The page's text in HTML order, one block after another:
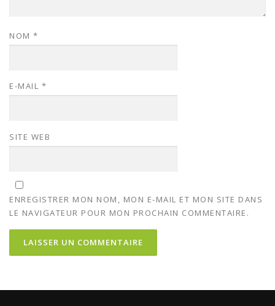
NOM *
E-MAIL *
SITE WEB
ENREGISTRER MON NOM, MON E-MAIL ET MON SITE DANS
LE NAVIGATEUR POUR MON PROCHAIN COMMENTAIRE.